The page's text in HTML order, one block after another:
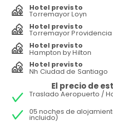
Hotel previsto
Torremayor Loyn
Hotel previsto
Torremayor Providencia
Hotel previsto
Hampton by Hilton
Hotel previsto
Nh Ciudad de Santiago
El precio de
Traslado Aeropuerto /
05 noches de
incluido)